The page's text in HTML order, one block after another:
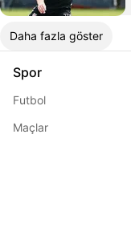
Daha fazla göster
Spor
Futbol
Maçlar